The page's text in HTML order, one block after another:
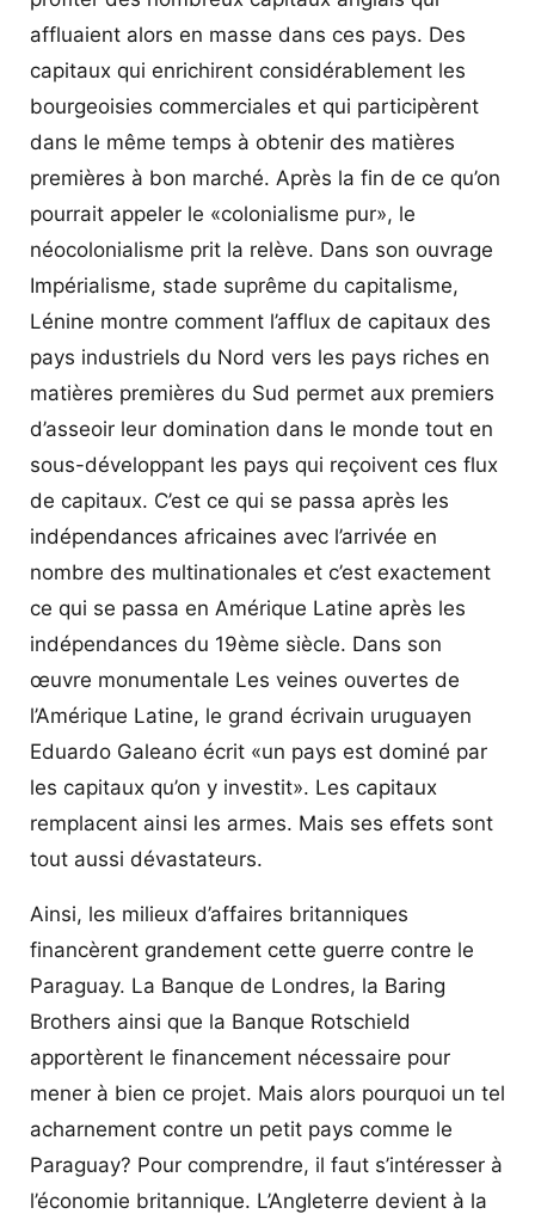
affluaient alors en masse dans ces pays. Des
capitaux qui enrichirent considérablement les
bourgeoisies commerciales et qui participèrent
dans le même temps à obtenir des matières
premières à bon marché. Après la fin de ce qu’on
pourrait appeler le «colonialisme pur», le
néocolonialisme prit la relève. Dans son ouvrage
Impérialisme, stade suprême du capitalisme,
Lénine montre comment l’afflux de capitaux des
pays industriels du Nord vers les pays riches en
matières premières du Sud permet aux premiers
d’asseoir leur domination dans le monde tout en
sous-développant les pays qui reçoivent ces flux
de capitaux. C’est ce qui se passa après les
indépendances africaines avec l’arrivée en
nombre des multinationales et c’est exactement
ce qui se passa en Amérique Latine après les
indépendances du 19ème siècle. Dans son
œuvre monumentale Les veines ouvertes de
l’Amérique Latine, le grand écrivain uruguayen
Eduardo Galeano écrit «un pays est dominé par
les capitaux qu’on y investit». Les capitaux
remplacent ainsi les armes. Mais ses effets sont
tout aussi dévastateurs.
Ainsi, les milieux d’affaires britanniques
financèrent grandement cette guerre contre le
Paraguay. La Banque de Londres, la Baring
Brothers ainsi que la Banque Rotschield
apportèrent le financement nécessaire pour
mener à bien ce projet. Mais alors pourquoi un tel
acharnement contre un petit pays comme le
Paraguay? Pour comprendre, il faut s’intéresser à
l’économie britannique. L’Angleterre devient à la